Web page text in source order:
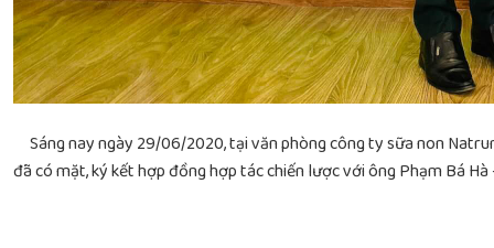
Sáng nay ngày 29/06/2020, tại văn phòng công ty sữa non
đã có mặt, ký kết hợp đồng hợp tác chiến lược với ông Phạm Bá